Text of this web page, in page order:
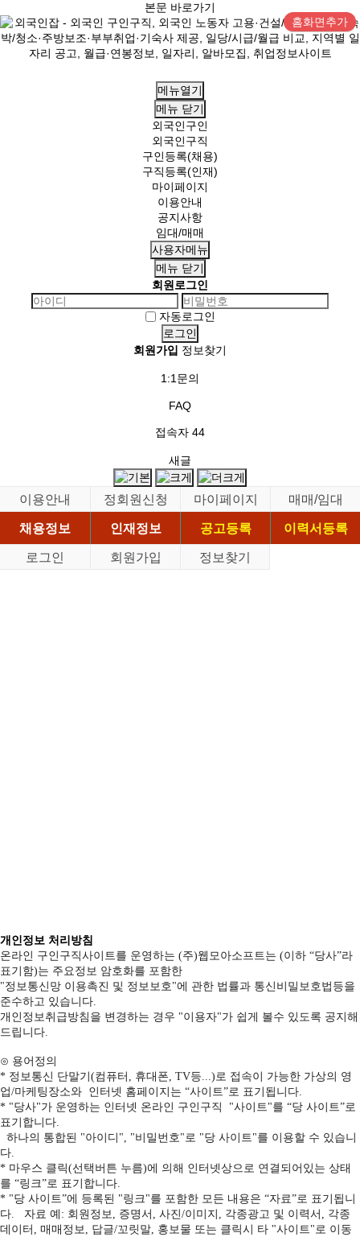
본문 바로가기
홈화면추가
메뉴열기
메뉴 닫기
외국인구인
외국인구직
구인등록(채용)
구직등록(인재)
마이페이지
이용안내
공지사항
임대/매매
사용자메뉴
메뉴 닫기
회원로그인
자동로그인
회원가입 정보찾기
1:1문의
FAQ
접속자 44
새글
이용안내 정회원신청 마이페이지
매매/임대
채용정보
인재정보 공고등록
이력서등록
로그인
회원가입 정보찾기
개인정보 처리방침
온라인 구인구직사이트를 운영하는 (주)웹모아소프트는 (이하 “당사”라
표기함)는 주요정보 암호화를 포함한
"정보통신망 이용촉진 및 정보보호"에 관한 법률과 통신비밀보호법등을
준수하고 있습니다.
개인정보취급방침을 변경하는 경우 "이용자"가 쉽게 볼수 있도록 공지해
드립니다.
⊙ 용어정의
* 정보통신 단말기(컴퓨터, 휴대폰, TV등...)로 접속이 가능한 가상의 영
업/마케팅장소와 인터넷 홈페이지는 “사이트”로 표기됩니다.
* "당사"가 운영하는 인터넷 온라인 구인구직 "사이트"를 “당 사이트”로
표기합니다.
하나의 통합된 "아이디", "비밀번호"로 "당 사이트"를 이용할 수 있습니
다.
* 마우스 클릭(선택버튼 누름)에 의해 인터넷상으로 연결되어있는 상태
를 “링크”로 표기합니다.
* "당 사이트”에 등록된 "링크"를 포함한 모든 내용은 “자료”로 표기됩니
다. 자료 예: 회원정보, 증명서, 사진/이미지, 각종광고 및 이력서, 각종
데이터, 매매정보, 답글/꼬릿말, 홍보물 또는 클릭시 타 "사이트"로 이동